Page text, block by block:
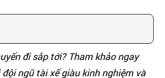
đi sắp tới? Tham khảo ngay
ngũ tài xế giàu kinh nghiệm và